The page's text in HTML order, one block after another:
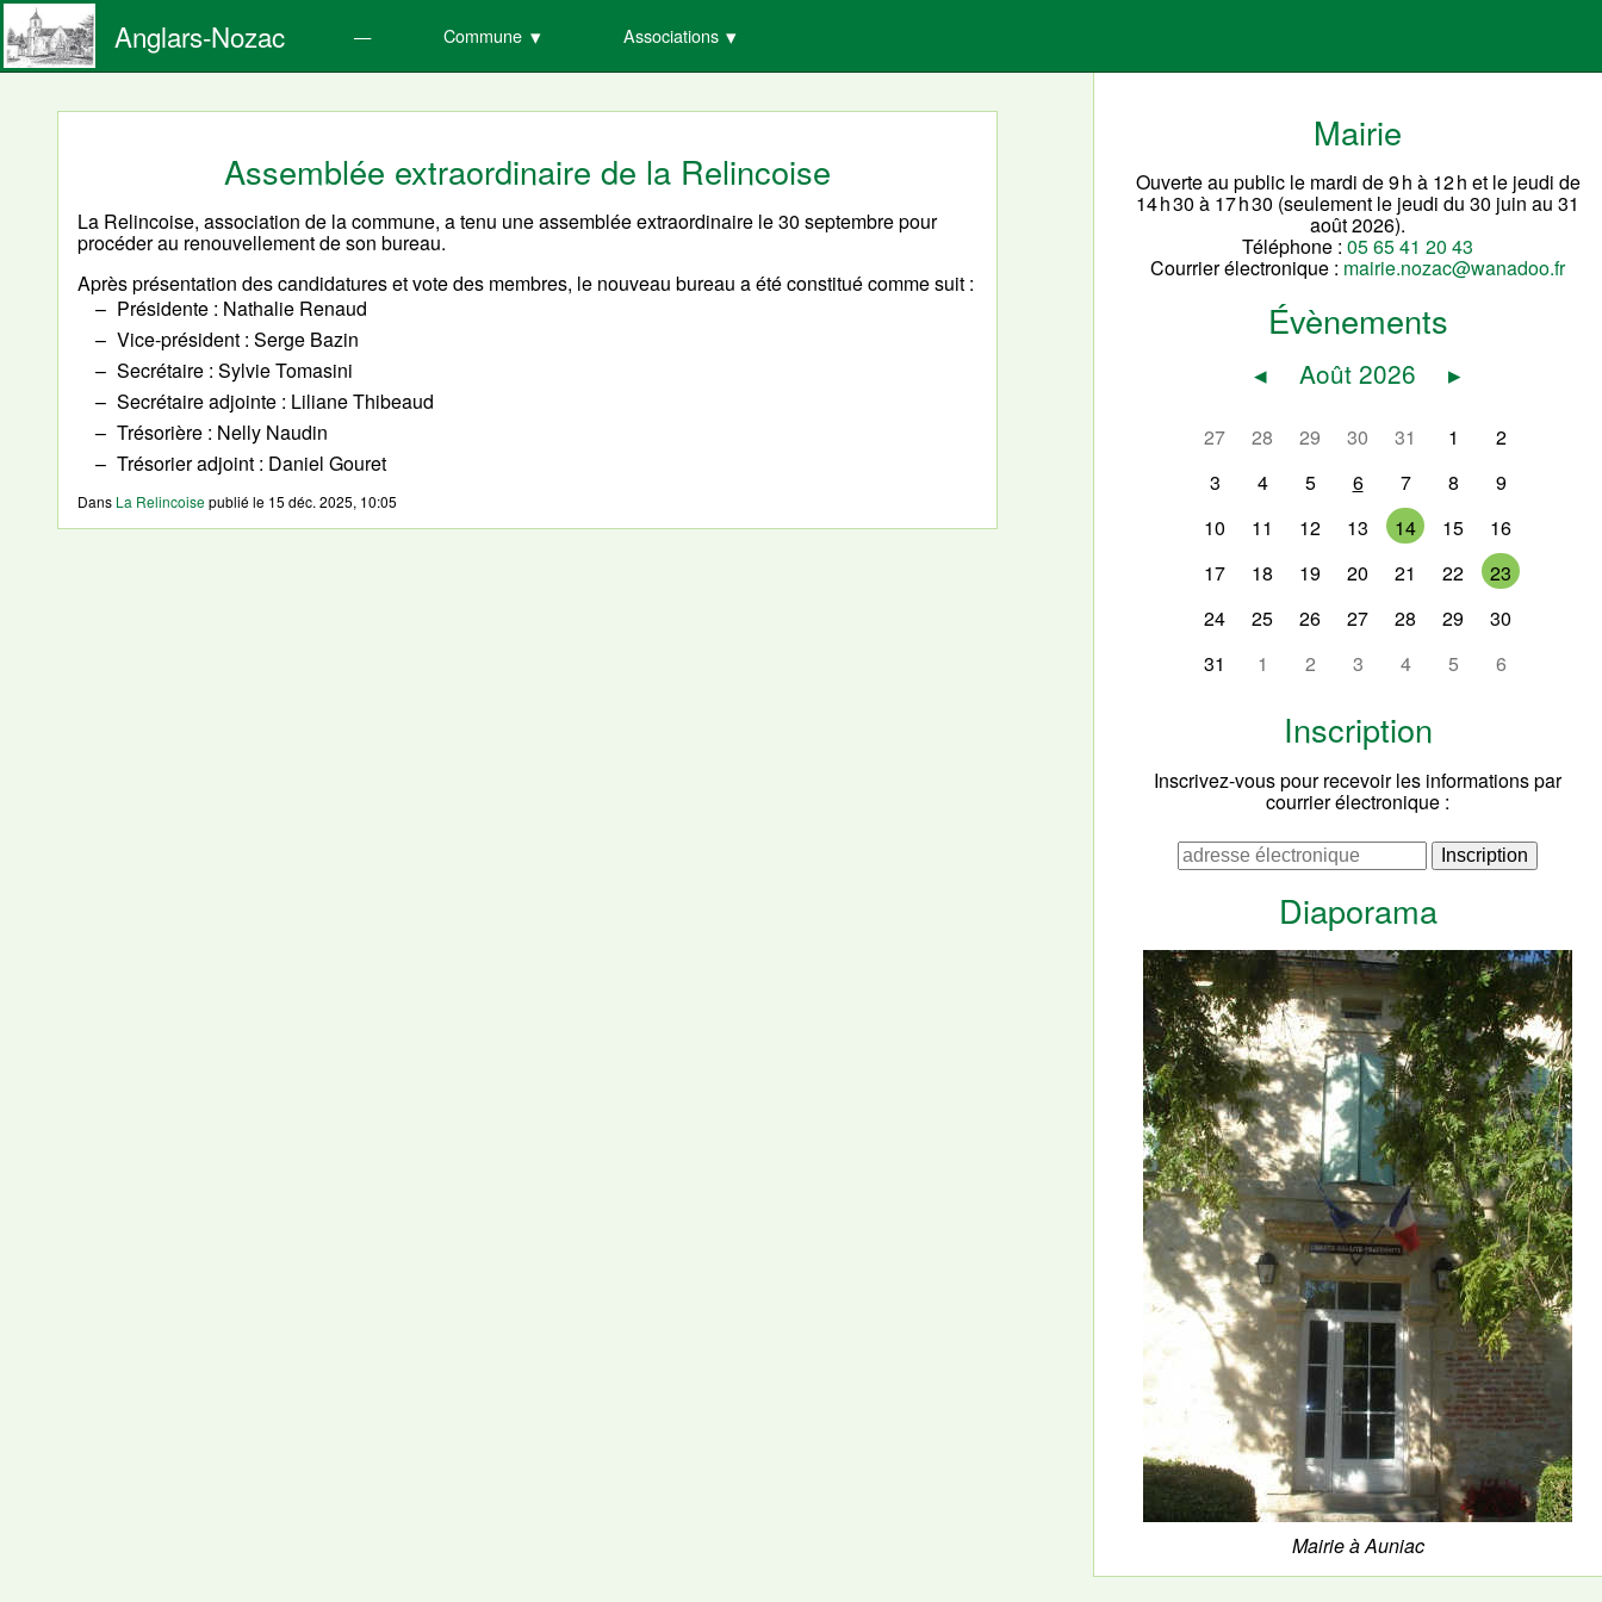
Anglars-Nozac Commune Associations
Assemblée extraordinaire de la Relincoise
La Relincoise, association de la commune, a tenu une assemblée extraordinaire le 30 septembre pour
procéder au renouvellement de son bureau.
Après présentation des candidatures et vote des membres, le nouveau bureau a été constitué comme suit :
Présidente : Nathalie Renaud
Vice-président : Serge Bazin
Secrétaire : Sylvie Tomasini
Secrétaire adjointe : Liliane Thibeaud
Trésorière : Nelly Naudin
Trésorier adjoint : Daniel Gouret
Dans La Relincoisepublié le 15 déc. 2025, 10:05
Mairie
Ouverte au public le mardi de 9 h à 12 h et le jeudi de
14 h 30 à 17 h 30 (seulement le jeudi du 30 juin au 31
août 2026).
Téléphone :05 65 41 20 43
Courrier électronique : mairie.nozac@wanadoo.fr
Évènements
◂ Août 2026 ▸
27 28 29 30 31 1
2
3
4 5 6 7 8
9
10
11 12 13 14 15
16
17
18 19 20 21 22
23
24
25 26 27 28 29
30
31
1 2 3 4 5 6
Inscription
Inscrivez-vous pour recevoir les informations par
courrier électronique :
Diaporama
Mairie à Auniac